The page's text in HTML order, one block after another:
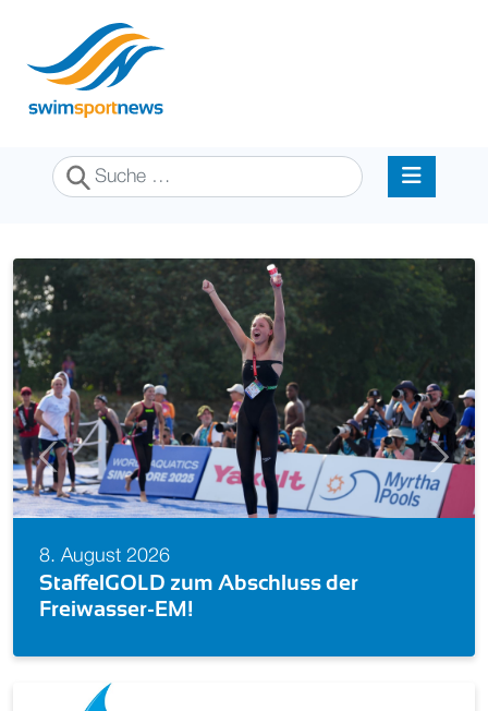
Suchen
8. August 2026
StaffelGOLD zum Abschluss der
Freiwasser-EM!
Previous Next